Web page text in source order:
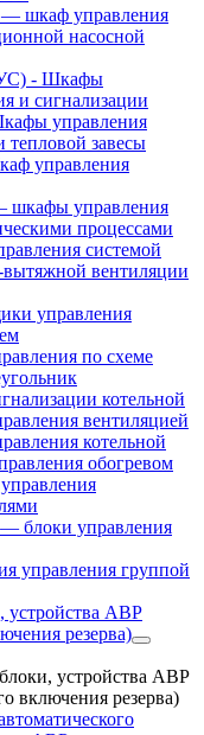
управления
насосной
- Шкафы
и сигнализации
управления
тепловой завесы
управления
управления
процессами
системой
вентиляции
управления
по схеме
котельной
вентиляцией
котельной
обогревом
блоки управления
управления группой
АВР
резерва)
устройства АВР
включения резерва)